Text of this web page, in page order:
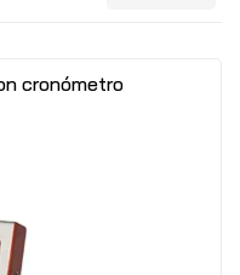
cronómetro